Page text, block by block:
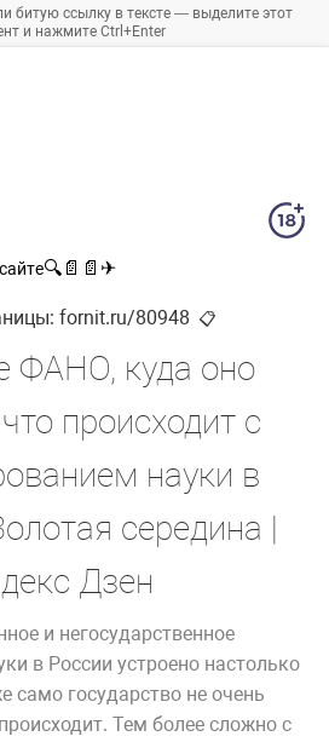
битую ссылку в тексте — выделите этот
и нажмите Ctrl+Enter
🔍 📄 📄 ✈
fornit.ru/80948 📋
ФАНО, куда оно
происходит с
науки в
середина |
Дзен
и негосударственное
в России устроено настолько
само государство не очень
Тем более сложно с